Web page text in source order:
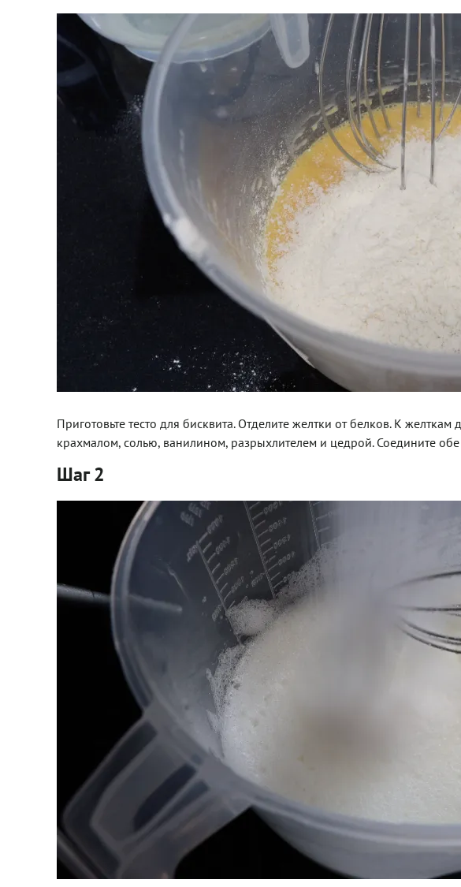
Приготовьте тесто для бисквита. Отделите желтки от белков. К
крахмалом, солью, ванилином, разрыхлителем и цедрой. Соедините
Шаг 2